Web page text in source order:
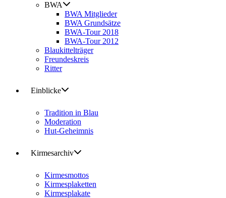
BWA
BWA Mitglieder
BWA Grundsätze
BWA-Tour 2018
BWA-Tour 2012
Blaukittelträger
Freundeskreis
Ritter
Einblicke
Tradition in Blau
Moderation
Hut-Geheimnis
Kirmesarchiv
Kirmesmottos
Kirmesplaketten
Kirmesplakate